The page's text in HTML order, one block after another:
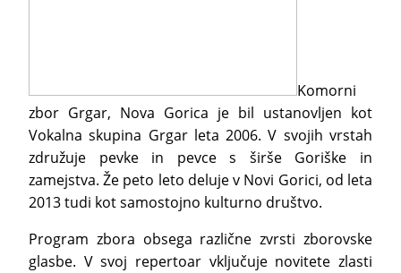
Komorni
zbor Grgar, Nova Gorica je bil ustanovljen kot
Vokalna skupina Grgar leta 2006. V svojih vrstah
združuje pevke in pevce s širše Goriške in
zamejstva. Že peto leto deluje v Novi Gorici, od leta
2013 tudi kot samostojno kulturno društvo.
Program zbora obsega različne zvrsti zborovske
glasbe. V svoj repertoar vključuje novitete zlasti